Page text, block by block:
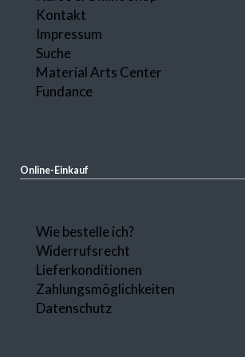
Kontakt
Impressum
Suche
Material Arts Center
Fundance
Online-Einkauf
überspringen
Wie bestelle ich?
Widerrufsrecht
Lieferkonditionen
Zahlungsmöglichkeiten
Datenschutz